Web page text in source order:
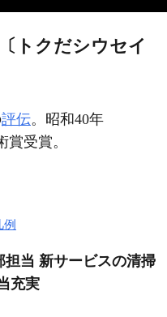
トクだシウセイ
評伝。昭和40年
賞受賞。
例
当 新サービスの清掃
充実